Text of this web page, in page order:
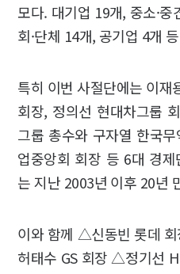
모다. 대기업 19개, 중소·
회·단체 14개, 공기업 4개
특히 이번 사절단에는 이재
회장, 정의선 현대차그룹
그룹 총수와 구자열 한국
업중앙회 회장 등 6대 경
는 지난 2003년 이후 20년
이와 함께 △신동빈 롯데
허태수 GS 회장 △정기선